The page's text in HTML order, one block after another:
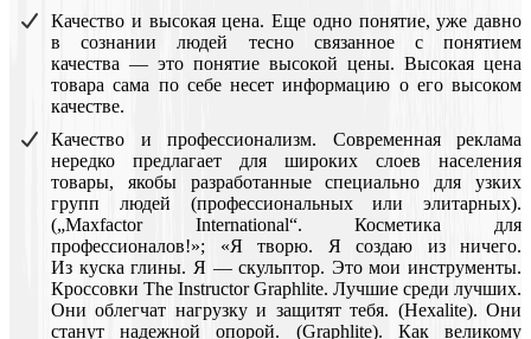
Качество и высокая цена. Еще одно понятие, уже давно
в сознании людей тесно связанное с понятием
качества — это понятие высокой цены. Высокая цена
товара сама по себе несет информацию о его высоком
качестве.
Качество и профессионализм. Современная реклама
нередко предлагает для широких слоев населения
товары, якобы разработанные специально для узких
групп людей (профессиональных или элитарных).
(„Maxfactor International“. Косметика для
профессионалов!»; «Я творю. Я создаю из ничего.
Из куска глины. Я — скульптор. Это мои инструменты.
Кроссовки The Instructor Graphlite. Лучшие среди лучших.
Они облегчат нагрузку и защитят тебя. (Hexalite). Они
станут надежной опорой. (Graphlite). Как великому